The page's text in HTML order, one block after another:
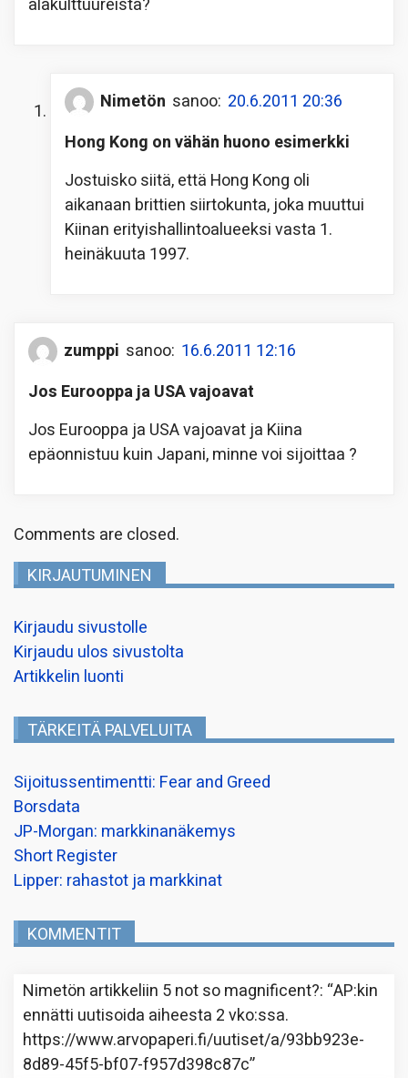
alakulttuureista?
Nimetön sanoo: 20.6.2011 20:36
Hong Kong on vähän huono esimerkki
Jostuisko siitä, että Hong Kong oli
aikanaan brittien siirtokunta, joka muuttui
Kiinan erityishallintoalueeksi vasta 1.
heinäkuuta 1997.
zumppi sanoo: 16.6.2011 12:16
Jos Eurooppa ja USA vajoavat
Jos Eurooppa ja USA vajoavat ja Kiina
epäonnistuu kuin Japani, minne voi sijoittaa ?
Comments are closed.
KIRJAUTUMINEN
Kirjaudu sivustolle
Kirjaudu ulos sivustolta
Artikkelin luonti
TÄRKEITÄ PALVELUITA
Sijoitussentimentti: Fear and Greed
Borsdata
JP-Morgan: markkinanäkemys
Short Register
Lipper: rahastot ja markkinat
KOMMENTIT
Nimetön artikkeliin 5 not so magnificent?: “AP:kin
ennätti uutisoida aiheesta 2 vko:ssa.
https://www.arvopaperi.fi/uutiset/a/93bb923e-
8d89-45f5-bf07-f957d398c87c”